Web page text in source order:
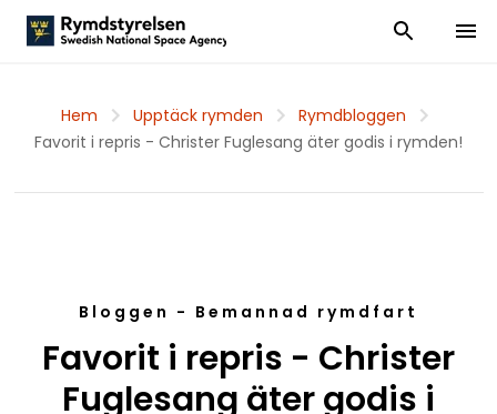
Visa och dölj
Visa
Hem Upptäck rymden
Rymdbloggen
Favorit i repris - Christer Fuglesang äter godis i rymden!
Bloggen - Bemannad rymdfart
Favorit i repris - Christer
Fuglesang äter godis i